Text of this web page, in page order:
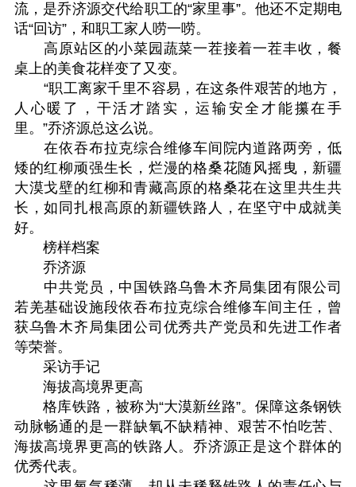
流，是乔济源交代给职工的“家里事”。他还不定期电
话“回访”，和职工家人唠一唠。
高原站区的小菜园蔬菜一茬接着一茬丰收，餐
桌上的美食花样变了又变。
“职工离家千里不容易，在这条件艰苦的地方，
人心暖了，干活才踏实，运输安全才能攥在手
里。”乔济源总这么说。
在依吞布拉克综合维修车间院内道路两旁，低
矮的红柳顽强生长，烂漫的格桑花随风摇曳，新疆
大漠戈壁的红柳和青藏高原的格桑花在这里共生共
长，如同扎根高原的新疆铁路人，在坚守中成就美
好。
榜样档案
乔济源
中共党员，中国铁路乌鲁木齐局集团有限公司
若羌基础设施段依吞布拉克综合维修车间主任，曾
获乌鲁木齐局集团公司优秀共产党员和先进工作者
等荣誉。
采访手记
海拔高境界更高
格库铁路，被称为“大漠新丝路”。保障这条钢铁
动脉畅通的是一群缺氧不缺精神、艰苦不怕吃苦、
海拔高境界更高的铁路人。乔济源正是这个群体的
优秀代表。